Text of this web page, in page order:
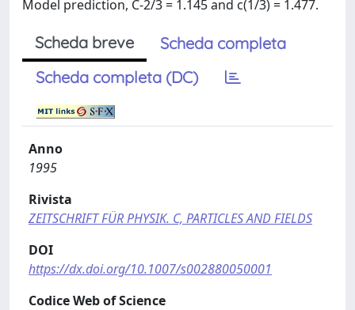
Model prediction, C-2/3 = 1.145 and c(1/3) = 1.477.
Scheda breve
Scheda completa
Scheda completa (DC)
Anno
1995
Rivista
ZEITSCHRIFT FÜR PHYSIK. C, PARTICLES AND FIELDS
DOI
https://dx.doi.org/10.1007/s002880050001
Codice Web of Science